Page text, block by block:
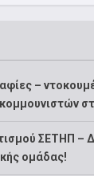
–
ΣΕΤΗΠ –
ομάδας!